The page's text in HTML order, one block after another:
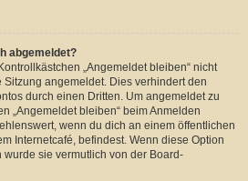
Dies machst du, indem du auf der
Passwort vergessen“ klickst und den
dich schnell wieder anmelden können.
sein, dein Passwort zurückzusetzen, so
abgemeldet?
„Angemeldet bleiben“ nicht
angemeldet. Dies verhindert den